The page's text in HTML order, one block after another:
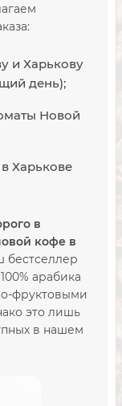
и Харькову
день);
Новой
Харькове
в
кофе в
бестселлер
арабика
фруктовыми
это лишь
в нашем